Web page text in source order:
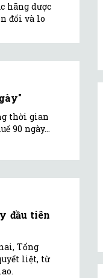
hãng dược
đối và lo
thời gian
90 ngày...
đầu tiên
Tổng
liệt, từ